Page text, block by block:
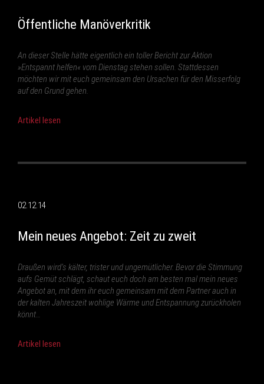
Öffentliche Manöverkritik
An dieser Stelle hätte eigentlich ein toller Bericht zur Aktion
»Entspannt helfen« vom Dienstag stehen sollen. Stattdessen
möchten wir mit euch gemeinsam den Ursachen für den Misserfolg
auf den Grund gehen.
Artikel lesen
02.12.14
Mein neues Angebot: Zeit zu zweit
Draußen wird’s kälter, trister und ungemütlicher. Bevor die Stimmung
aufs Gemüt schlägt, schaut euch doch am besten mal mein neues
Angebot an, mit dem ihr euch gemeinsam mit dem Partner auch in
der kalten Jahreszeit wohlige Wärme und Entspannung zurückholen
könnt…
Artikel lesen